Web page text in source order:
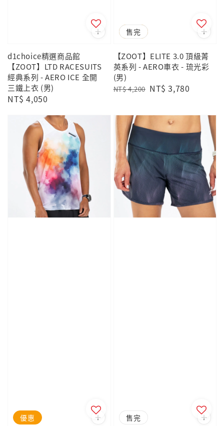
d1choice精選商品館
【ZOOT】LTD RACESUITS
經典系列 - AERO ICE 全開
三鐵上衣 (男)
Regular
NT$ 4,050
優惠
售完
【ZOOT】ELITE 3.0 頂級菁
英系列 - AERO車衣 - 琉光彩
(男)
Regular
NT$ 4,200 Sale
NT$ 3,780
優惠 售完